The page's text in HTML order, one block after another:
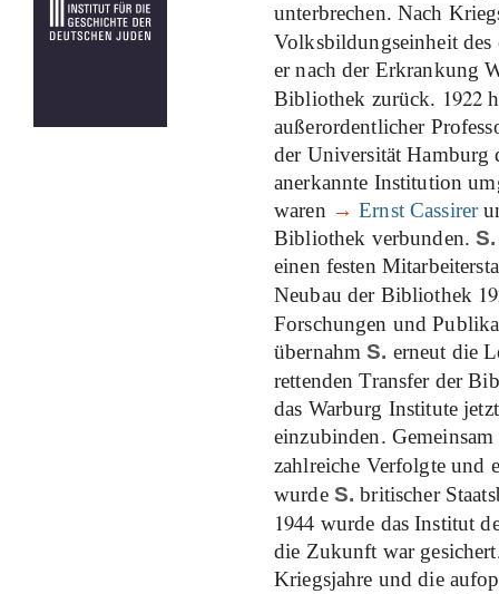
unterbrechen. Nach
Volksbildungseinheit
er nach der Erkrankung
Bibliothek zurück. 1922
außerordentlicher
der Universität
anerkannte Institution
waren → Ernst Cassirer
Bibliothek verbunden.S.
einen festen
Neubau der Bibliothek
Forschungen und
übernahmS. erneut die
rettenden Transfer der
das Warburg Institute
einzubinden.
zahlreiche Verfolgte und
wurde S. britischer
1944 wurde das Institut
die Zukunft war
Kriegsjahre und die